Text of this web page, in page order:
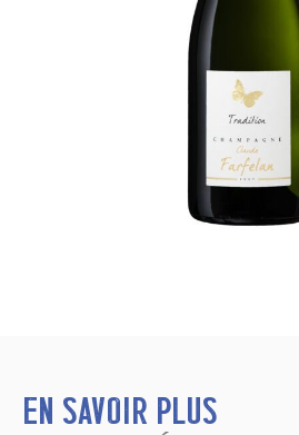
En savoir plus